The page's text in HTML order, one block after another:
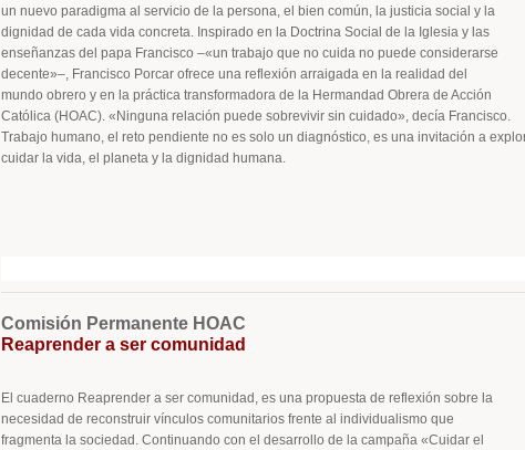
un nuevo paradigma al servicio de la persona, el bien común, la justicia social y la
dignidad de cada vida concreta. Inspirado en la Doctrina Social de la Iglesia y las
enseñanzas del papa Francisco –«un trabajo que no cuida no puede considerarse
decente»–, Francisco Porcar ofrece una reflexión arraigada en la realidad del
mundo obrero y en la práctica transformadora de la Hermandad Obrera de Acción
Católica (HOAC). «Ninguna relación puede sobrevivir sin cuidado», decía Francisco.
Trabajo humano, el reto pendiente no es solo un diagnóstico, es una invitación a
cuidar la vida, el planeta y la dignidad humana.
Comisión Permanente HOAC
Reaprender a ser comunidad
El cuaderno Reaprender a ser comunidad, es una propuesta de reflexión sobre la
necesidad de reconstruir vínculos comunitarios frente al individualismo que
fragmenta la sociedad. Continuando con el desarrollo de la campaña «Cuidar el